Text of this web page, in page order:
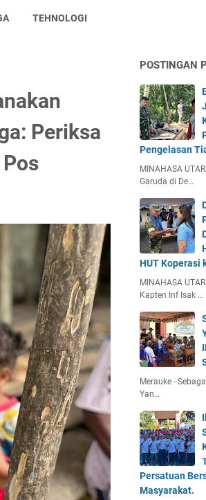
TEHNOLOGI
Periksa
POSTINGAN
Pengelasan
MINAHASA
Garuda di De…
HUT Koperasi
MINAHASA
Kapten Inf Isak …
Merauke -
Yan…
Persatuan
Masyarakat.